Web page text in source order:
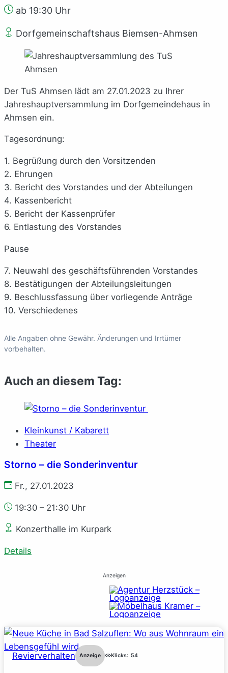
ab 19:30 Uhr
Dorfgemeinschaftshaus Biemsen-Ahmsen
Der TuS Ahmsen lädt am 27.01.2023 zu Ihrer
Jahreshauptversammlung im Dorfgemeindehaus in
Ahmsen ein.
Tagesordnung:
1. Begrüßung durch den Vorsitzenden
2. Ehrungen
3. Bericht des Vorstandes und der Abteilungen
4. Kassenbericht
5. Bericht der Kassenprüfer
6. Entlastung des Vorstandes
Pause
7. Neuwahl des geschäftsführenden Vorstandes
8. Bestätigungen der Abteilungsleitungen
9. Beschlussfassung über vorliegende Anträge
10. Verschiedenes
Alle Angaben ohne Gewähr. Änderungen und Irrtümer
vorbehalten.
Auch an diesem Tag:
Kleinkunst / Kabarett
Theater
Storno – die Sonderinventur
Fr., 27.01.2023
19:30 – 21:30 Uhr
Konzerthalle im Kurpark
Details
Anzeigen
Revierverhalten Anzeige Klicks: 54